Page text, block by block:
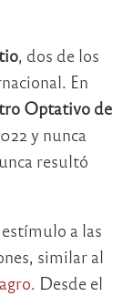
, dos de los
En
Optativo de
y nunca
resultó
a las
similar al
Desde el